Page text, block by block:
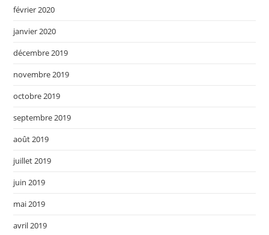
février 2020
janvier 2020
décembre 2019
novembre 2019
octobre 2019
septembre 2019
août 2019
juillet 2019
juin 2019
mai 2019
avril 2019